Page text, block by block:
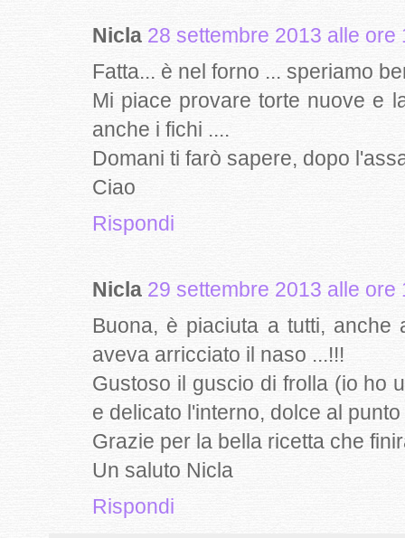
Nicla 28 settembre 2013 alle ore
Fatta... è nel forno ... speriamo
Mi piace provare torte nuove e
anche i fichi ....
Domani ti farò sapere, dopo
Ciao
Rispondi
Nicla 29 settembre 2013 alle ore
Buona, è piaciuta a tutti,
aveva arricciato il naso ...!!!
Gustoso il guscio di frolla (io ho
e delicato l'interno, dolce al
Grazie per la bella ricetta che
Un saluto Nicla
Rispondi